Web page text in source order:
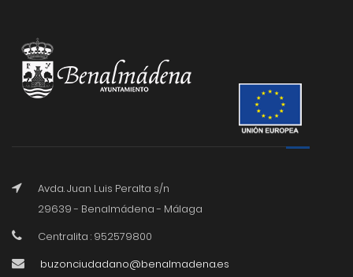
Avda. Juan Luis Peralta s/n
29639 - Benalmádena - Málaga
Centralita : 952579800
buzonciudadano@benalmadena.es